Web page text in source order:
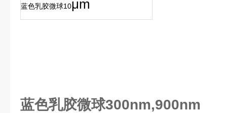
蓝色乳胶微球10μm
蓝色乳胶微球300nm,900nm